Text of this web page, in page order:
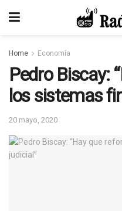
Home Economía
Pedro Biscay:
los sistemas
20 mayo, 2020